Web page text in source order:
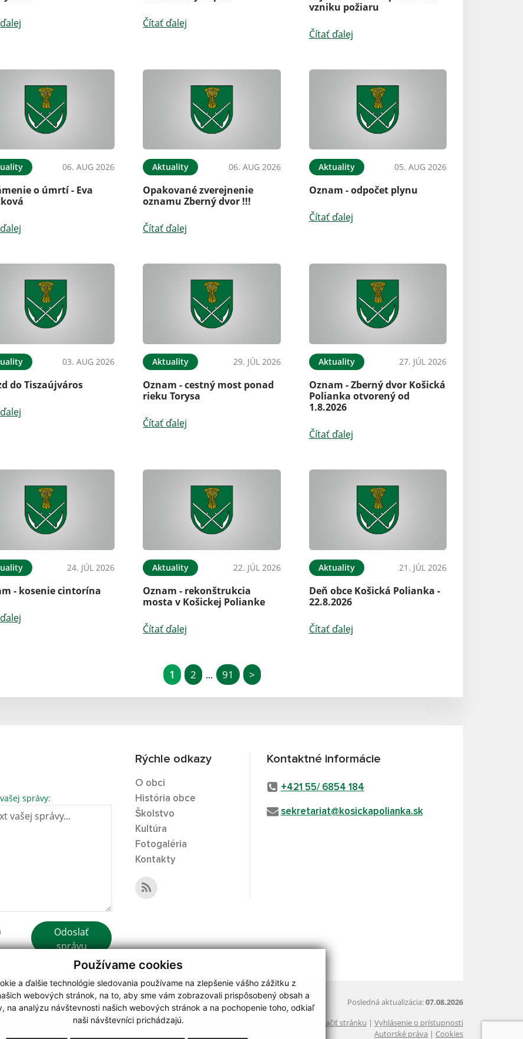
Používame cookies
a ďalšie technológie sledovania používame na zlepšenie vášho zážitku z
webových stránok, na to, aby sme vám zobrazovali prispôsobený obsah a
na analýzu návštevnosti našich webových stránok a na pochopenie toho, odkiaľ
naši návštevníci prichádzajú.
Čítať ďalej
vzniku požiaru
Čítať ďalej
06. AUG 2026
o úmrtí - Eva
Aktuality 06. AUG 2026
Opakované zverejnenie
oznamu Zberný dvor !!!
Čítať ďalej
Aktuality 05. AUG 2026
Oznam - odpočet plynu
Čítať ďalej
03. AUG 2026
do Tiszaújváros
Aktuality 29. JÚL 2026
Oznam - cestný most ponad
rieku Torysa
Čítať ďalej
Aktuality 27. JÚL 2026
Oznam - Zberný dvor Košická
Polianka otvorený od
1.8.2026
Čítať ďalej
24. JÚL 2026
- kosenie cintorína
Aktuality 22. JÚL 2026
Oznam - rekonštrukcia
mosta v Košickej Polianke
Čítať ďalej
Aktuality 21. JÚL 2026
Deň obce Košická Polianka -
22.8.2026
Čítať ďalej
1 2 ... 91 >
správy:
Odoslať
správu
Rýchle odkazy
O obci
História obce
Školstvo
Kultúra
Fotogaléria
Kontakty
Kontaktné informácie
+421 55/ 6854 184
sekretariat@kosickapolianka.sk
Posledná aktualizácia:07.08.2026
Vytlačiť stránku | Vyhlásenie o prístupnosti
Autorské práva | Cookies
webdesign|